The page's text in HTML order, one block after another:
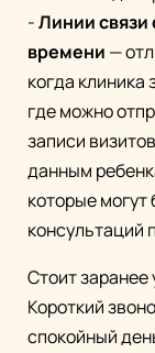
-Линии связи
времени —
когда клиника
где можно
записи
данным
которые
консультаций
Стоит заранее
Короткий
спокойный